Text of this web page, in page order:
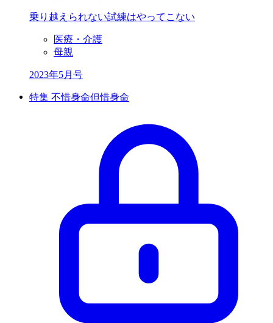
乗り越えられない試練はやってこない
医療・介護
母親
2023年5月号
特集 不惜身命但惜身命